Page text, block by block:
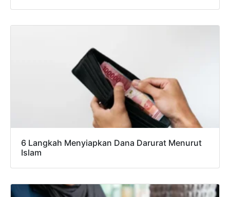
6 Langkah Menyiapkan Dana Darurat Menurut
Islam